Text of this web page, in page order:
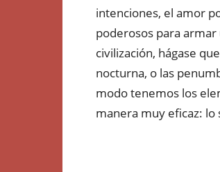
intenciones, el amor
poderosos para armar
civilización, hágase
nocturna, o las
modo tenemos los
manera muy eficaz: lo